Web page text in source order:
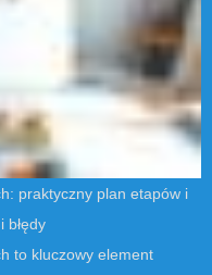
praktyczny plan etapów i
błędy
to kluczowy element